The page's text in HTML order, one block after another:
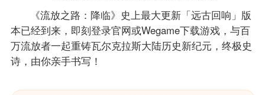
《流放之路：降临》史上最大更新「远古回响」版
本已经到来，即刻登录官网或Wegame下载游戏，与百
万流放者一起重铸瓦尔克拉斯大陆历史新纪元，终极史
诗，由你亲手书写！